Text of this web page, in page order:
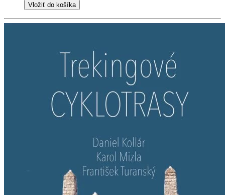
Vložiť do košíka